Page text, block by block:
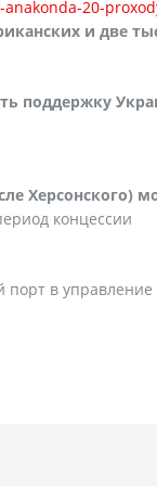
20-
и две
поддержку
Херсонского)
концессии
порт в управление